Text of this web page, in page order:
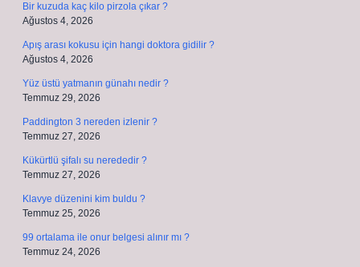
Bir kuzuda kaç kilo pirzola çıkar ?
Ağustos 4, 2026
Apış arası kokusu için hangi doktora gidilir ?
Ağustos 4, 2026
Yüz üstü yatmanın günahı nedir ?
Temmuz 29, 2026
Paddington 3 nereden izlenir ?
Temmuz 27, 2026
Kükürtlü şifalı su nerededir ?
Temmuz 27, 2026
Klavye düzenini kim buldu ?
Temmuz 25, 2026
99 ortalama ile onur belgesi alınır mı ?
Temmuz 24, 2026